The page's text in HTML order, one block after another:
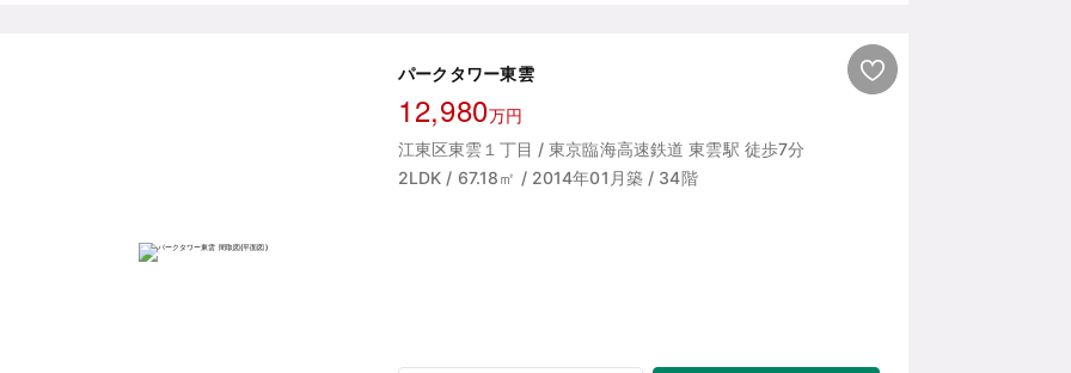
パークタワー東雲
12,980万円
江東区東雲１丁目 / 東京臨海高速鉄道 東雲駅 徒歩7分
2LDK / 67.18㎡ / 2014年01月築 / 34階